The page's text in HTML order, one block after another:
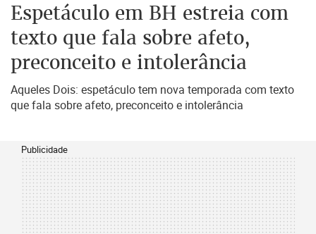
Espetáculo em BH estreia com
texto que fala sobre afeto,
preconceito e intolerância
Aqueles Dois: espetáculo tem nova temporada com texto
que fala sobre afeto, preconceito e intolerância
Publicidade